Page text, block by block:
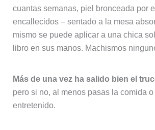
cuantas semanas, piel bronceada por
encallecidos – sentado a la mesa
mismo se puede aplicar a una chica
libro en sus manos. Machismos
Más de una vez ha salido bien el
pero si no, al menos pasas la comida o
entretenido.